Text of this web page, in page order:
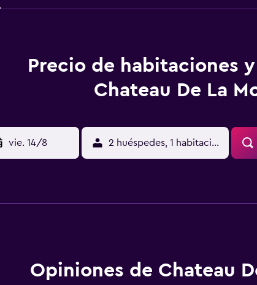
Precio de habitaciones
Chateau De La
vie. 14/8 2 huéspedes, 1 habitación
Opiniones de Chateau